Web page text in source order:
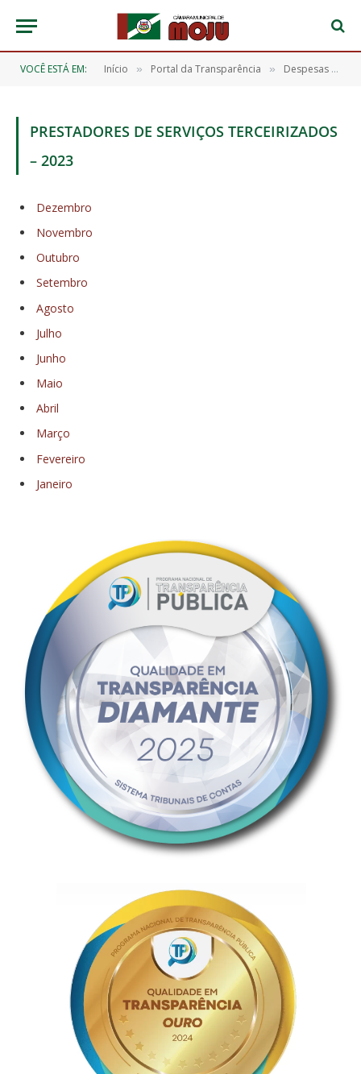
VOCÊ ESTÁ EM: Início » Portal da Transparência » Despesas com Pessoal
PRESTADORES DE SERVIÇOS TERCEIRIZADOS
– 2023
Dezembro
Novembro
Outubro
Setembro
Agosto
Julho
Junho
Maio
Abril
Março
Fevereiro
Janeiro